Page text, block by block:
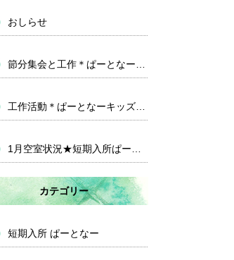
おしらせ
カテゴリー
短期入所 ぱーとなー